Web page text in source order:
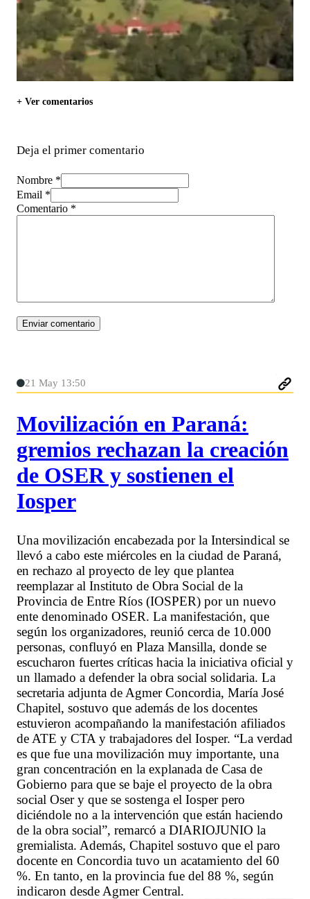
+ Ver comentarios
Deja el primer comentario
Nombre *
Email *
Comentario *
21 May 13:50
Movilización en Paraná:
gremios rechazan la creación
de OSER y sostienen el
Iosper
Una movilización encabezada por la Intersindical se
llevó a cabo este miércoles en la ciudad de Paraná,
en rechazo al proyecto de ley que plantea
reemplazar al Instituto de Obra Social de la
Provincia de Entre Ríos (IOSPER) por un nuevo
ente denominado OSER. La manifestación, que
según los organizadores, reunió cerca de 10.000
personas, confluyó en Plaza Mansilla, donde se
escucharon fuertes críticas hacia la iniciativa oficial y
un llamado a defender la obra social solidaria. La
secretaria adjunta de Agmer Concordia, María José
Chapitel, sostuvo que además de los docentes
estuvieron acompañando la manifestación afiliados
de ATE y CTA y trabajadores del Iosper. “La verdad
es que fue una movilización muy importante, una
gran concentración en la explanada de Casa de
Gobierno para que se baje el proyecto de la obra
social Oser y que se sostenga el Iosper pero
diciéndole no a la intervención que están haciendo
de la obra social”, remarcó a DIARIOJUNIO la
gremialista. Además, Chapitel sostuvo que el paro
docente en Concordia tuvo un acatamiento del 60
%. En tanto, en la provincia fue del 88 %, según
indicaron desde Agmer Central.